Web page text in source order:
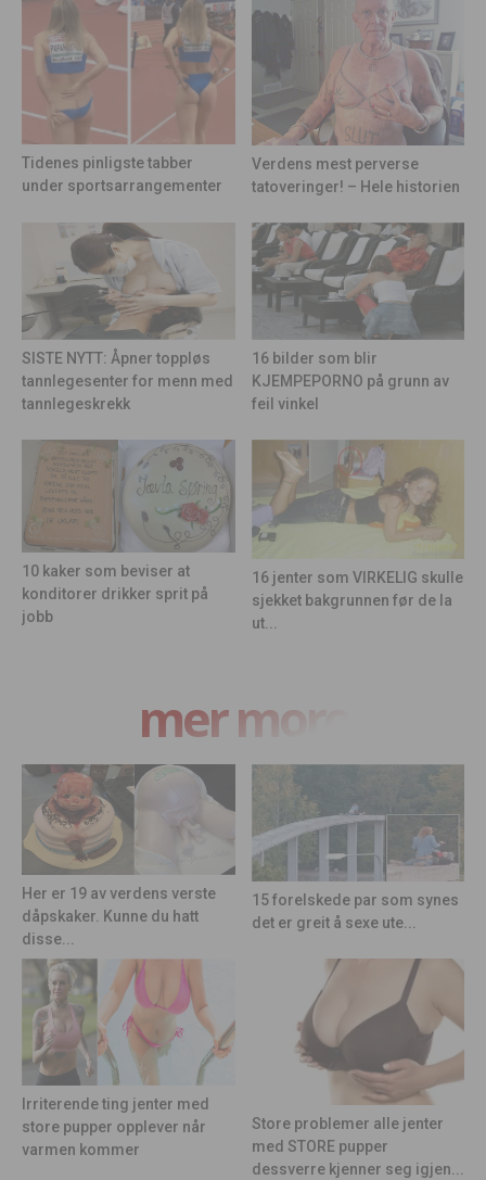
Tidenes pinligste tabber
under sportsarrangementer
Verdens mest perverse
tatoveringer! – Hele historien
SISTE NYTT: Åpner toppløs
tannlegesenter for menn med
tannlegeskrekk
16 bilder som blir
KJEMPEPORNO på grunn av
feil vinkel
10 kaker som beviser at
konditorer drikker sprit på
jobb
16 jenter som VIRKELIG skulle
sjekket bakgrunnen før de la
ut...
mer moro
Her er 19 av verdens verste
dåpskaker. Kunne du hatt
disse...
15 forelskede par som synes
det er greit å sexe ute...
Irriterende ting jenter med
store pupper opplever når
varmen kommer
Store problemer alle jenter
med STORE pupper
dessverre kjenner seg igjen...